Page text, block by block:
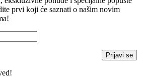
prvi koji će saznati o našim novim